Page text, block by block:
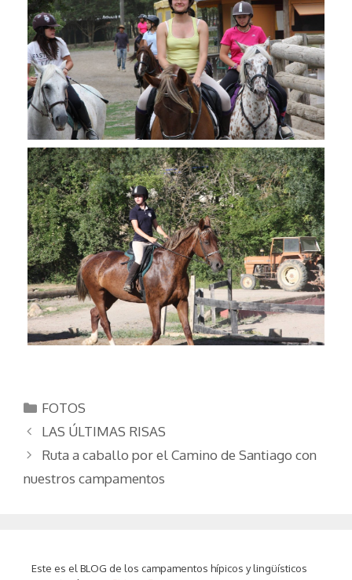
Categorías
FOTOS
LAS ÚLTIMAS RISAS
Ruta a caballo por el Camino de Santiago con
nuestros campamentos
Este es el BLOG de los campamentos hípicos y lingüísticos